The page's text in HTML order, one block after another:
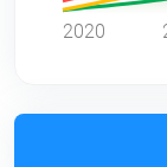
2020